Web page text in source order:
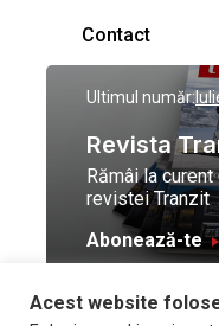
Contact
Ultimul număr:
Revista
Rămâi la
revistei Tranzit
Abonează-te
© Toate drepturile
Acest website